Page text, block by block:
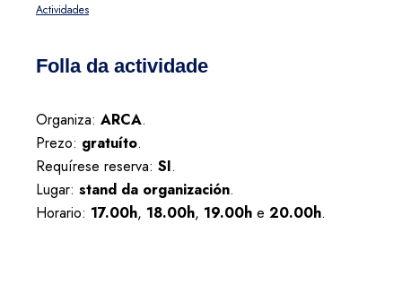
Actividades
Folla da actividade
Organiza: ARCA.
Prezo: gratuíto.
Requírese reserva: SI.
Lugar: stand da organización.
Horario: 17.00h, 18.00h, 19.00h e 20.00h.